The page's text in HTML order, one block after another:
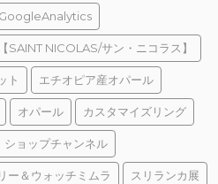
GoogleAnalytics
【SAINT NICOLAS/サン・ニコラス】
ト エチオピア産オパール
オパール カスタマイズリング
ショップチャンネル
ー＆ウォッチミムラ スリランカ展